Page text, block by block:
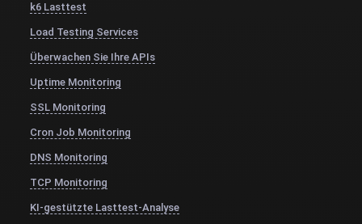
k6 Lasttest
Load Testing Services
Überwachen Sie Ihre APIs
Uptime Monitoring
SSL Monitoring
Cron Job Monitoring
DNS Monitoring
TCP Monitoring
KI-gestützte Lasttest-Analyse